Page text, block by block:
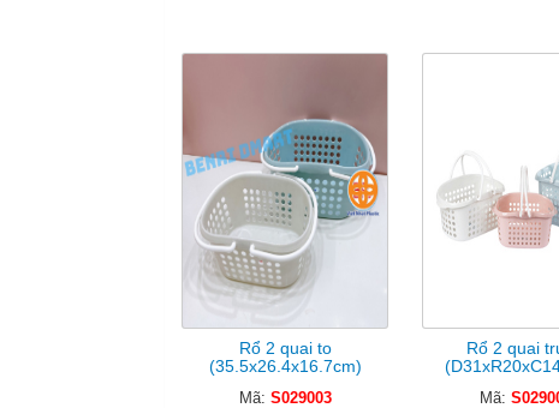
Rổ 2 quai to
(35.5x26.4x16.7cm)
Mã: S029003
Rổ 2 quai
Mã: